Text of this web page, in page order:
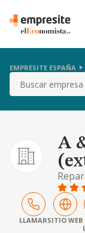
EMPRESITE ESPAÑA
Buscar
A
LLAMARSITIO WEB